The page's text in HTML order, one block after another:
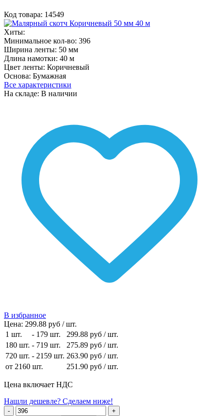
Код товара: 14549
Хиты:
Минимальное кол-во: 396
Ширина ленты: 50 мм
Длина намотки: 40 м
Цвет ленты: Коричневый
Основа: Бумажная
Все характеристики
На складе: В наличии
В избранное
Цена: 299.88 руб / шт.
1 шт.
- 179 шт. 299.88 руб / шт.
180 шт. - 719 шт. 275.89 руб / шт.
720 шт. - 2159 шт. 263.90 руб / шт.
от 2160 шт.
251.90 руб / шт.
Цена включает НДС
Нашли дешевле? Сделаем ниже!